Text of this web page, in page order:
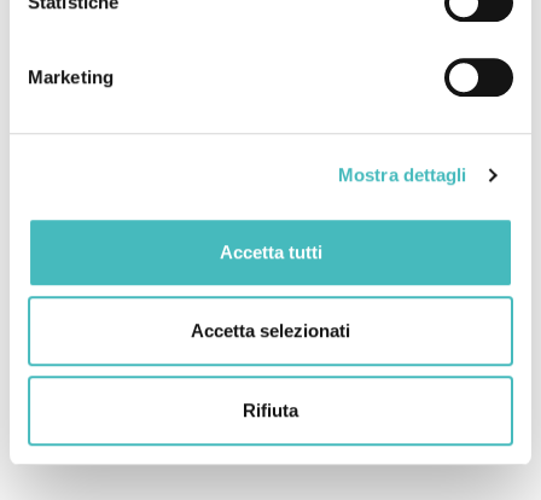
Marketing
Mostra dettagli
Accetta tutti
Accetta selezionati
Rifiuta